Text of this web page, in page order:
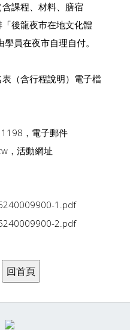
課程、材料、膳宿
後龍夜市在地文化體
員在夜市自理自付。
（含行程說明）電子檔
，電子郵件
，活動網址
1.pdf
2.pdf